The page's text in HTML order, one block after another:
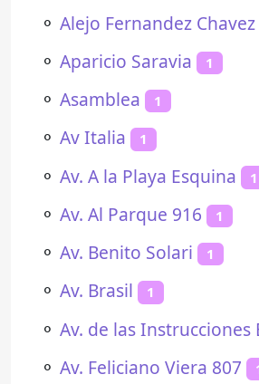
⚬ Alejo Fernandez
⚬ Aparicio Saravia 1
⚬ Asamblea 1
⚬ Av Italia 1
⚬ Av. A la Playa Esquina 1
⚬ Av. Al Parque 916 1
⚬ Av. Benito Solari 1
⚬ Av. Brasil 1
⚬ Av. de las Instrucciones
⚬ Av. Feliciano Viera 807